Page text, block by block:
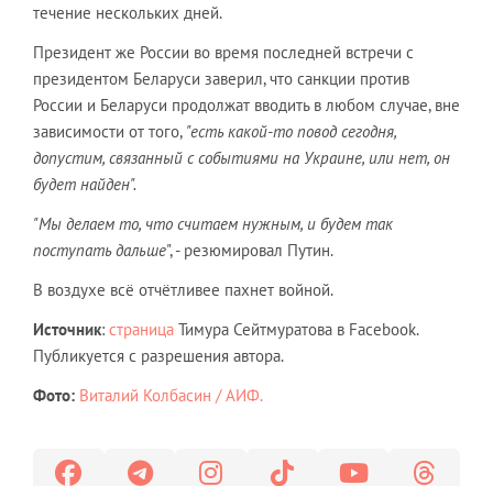
течение нескольких дней.
Президент же России во время последней встречи с
президентом Беларуси заверил, что санкции против
России и Беларуси продолжат вводить в любом случае, вне
зависимости от того, "есть какой-то повод сегодня,
допустим, связанный с событиями на Украине, или нет, он
будет найден".
"Мы делаем то, что считаем нужным, и будем так
поступать дальше", - резюмировал Путин.
В воздухе всё отчётливее пахнет войной.
Источник: страница Тимура Сейтмуратова в Facebook.
Публикуется с разрешения автора.
Фото: Виталий Колбасин / АИФ.